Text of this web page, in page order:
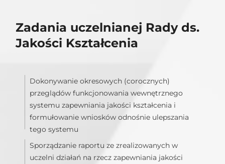
Zadania uczelnianej Rady ds.
Jakości Kształcenia
Dokonywanie okresowych (corocznych)
przeglądów funkcjonowania wewnętrznego
systemu zapewniania jakości kształcenia i
formułowanie wniosków odnośnie ulepszania
tego systemu
Sporządzanie raportu ze zrealizowanych w
uczelni działań na rzecz zapewniania jakości